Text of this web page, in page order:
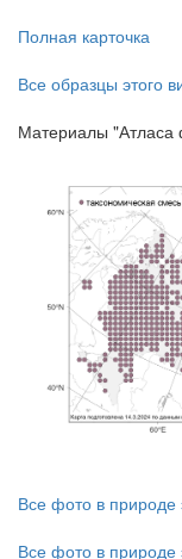
Полная карточка
Все образцы этого
Материалы
Все фото в природе
Все фото в природе